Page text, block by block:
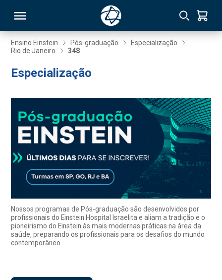
Ensino Einstein Pós-graduação
Especialização
Rio de Janeiro
348
Especialização
Nossos programas de Pós-graduação são desenvolvidos por
profissionais do Einstein Hospital Israelita e aliam a tradição e o
pioneirismo do Einstein às mais modernas práticas na área da
saúde, preparando os profissionais para os desafios do mundo
contemporâneo.